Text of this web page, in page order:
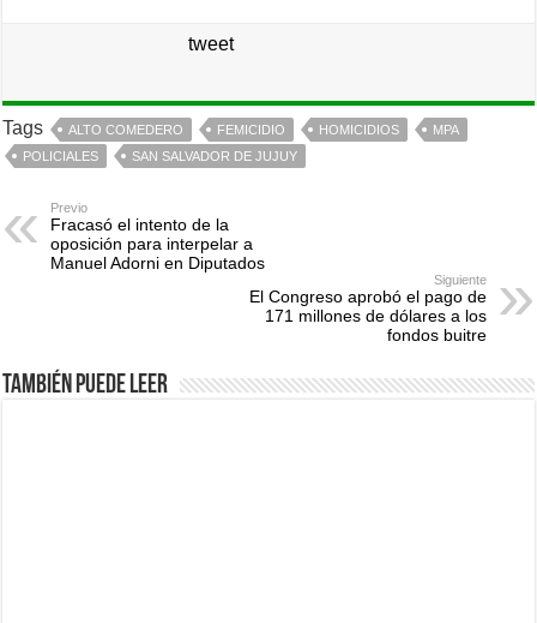
tweet
Tags ALTO COMEDERO FEMICIDIO HOMICIDIOS
MPA
POLICIALES
SAN SALVADOR DE JUJUY
Previo
Fracasó el intento de la
oposición para interpelar a
Manuel Adorni en Diputados
Siguiente
El Congreso aprobó el pago de
171 millones de dólares a los
fondos buitre
También puede leer